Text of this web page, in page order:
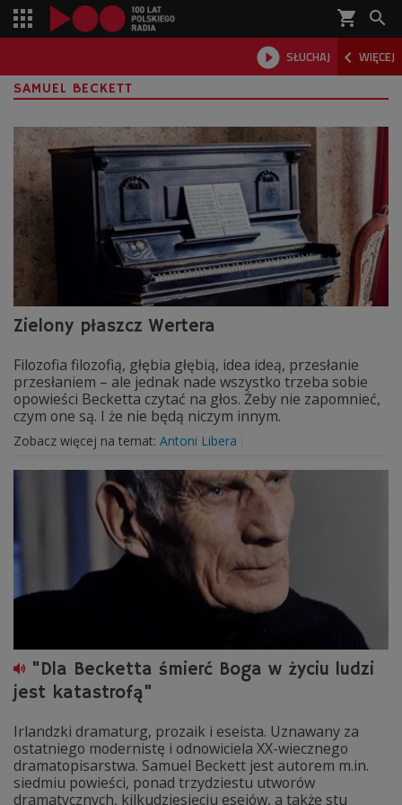
shopping_cart 
 SŁUCHAJ  WIĘCEJ

SAMUEL BECKETT
Zielony płaszcz Wertera
Filozofia filozofią, głębia głębią, idea ideą, przesłanie
przesłaniem – ale jednak nade wszystko trzeba sobie
opowieści Becketta czytać na głos. Żeby nie zapomnieć,
czym one są. I że nie będą niczym innym.
Zobacz więcej na temat: Antoni Libera
"Dla Becketta śmierć Boga w życiu ludzi
jest katastrofą"
Irlandzki dramaturg, prozaik i eseista. Uznawany za
ostatniego modernistę i odnowiciela XX-wiecznego
dramatopisarstwa. Samuel Beckett jest autorem m.in.
siedmiu powieści, ponad trzydziestu utworów
dramatycznych, kilkudziesięciu esejów, a także stu